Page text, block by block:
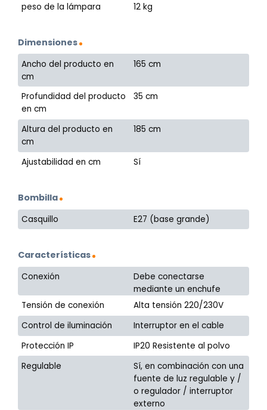
peso de la lámpara
12 kg
Dimensiones
Ancho del producto en
cm
165 cm
Profundidad del producto
en cm
35 cm
Altura del producto en
cm
185 cm
Ajustabilidad en cm Sí
Bombilla
Casquillo E27 (base grande)
Características
Conexión
Debe conectarse
mediante un enchufe
Tensión de conexión
Alta tensión 220/230V
Control de iluminación
Interruptor en el cable
Protección IP
IP20 Resistente al polvo
Regulable
Sí, en combinación con una
fuente de luz regulable y /
o regulador / interruptor
externo